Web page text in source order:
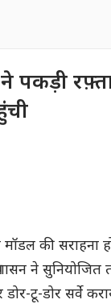
पकड़ी
मॉडल की सराहना
ने
टू-डोर सर्वे